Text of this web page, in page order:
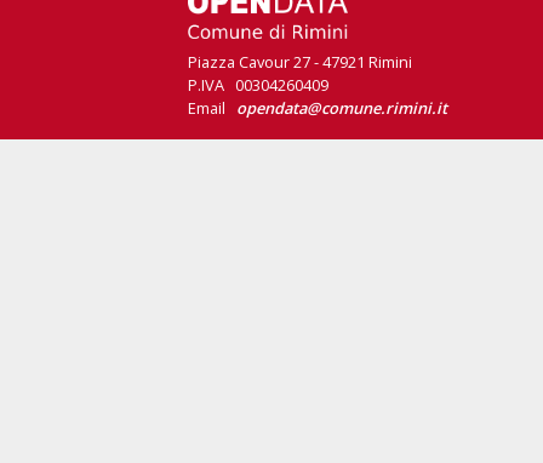
Piazza Cavour 27 - 47921 Rimini
P.IVA 00304260409
Email opendata@comune.rimini.it